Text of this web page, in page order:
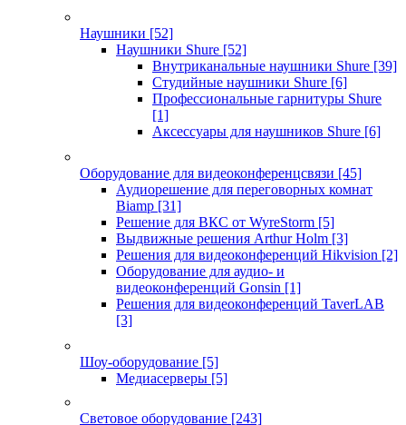
Наушники [52]
Наушники Shure [52]
Внутриканальные наушники Shure [39]
Студийные наушники Shure [6]
Профессиональные гарнитуры Shure
[1]
Аксессуары для наушников Shure [6]
Оборудование для видеоконференцсвязи [45]
Аудиорешение для переговорных комнат
Biamp [31]
Решение для ВКС от WyreStorm [5]
Выдвижные решения Arthur Holm [3]
Решения для видеоконференций Hikvision [2]
Оборудование для аудио- и
видеоконференций Gonsin [1]
Решения для видеоконференций TaverLAB
[3]
Шоу-оборудование [5]
Медиасерверы [5]
Световое оборудование [243]